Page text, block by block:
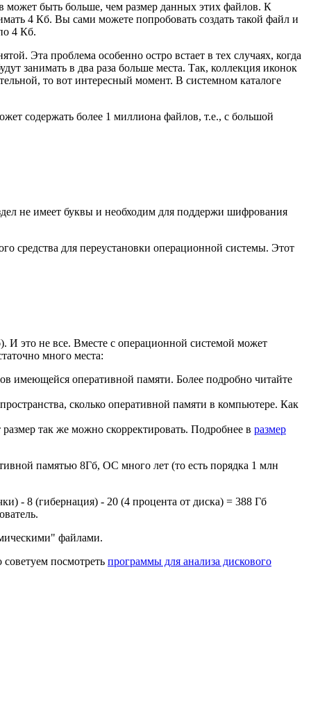
может быть больше, чем размер данных этих файлов. К
4 Кб. Вы сами можете попробовать создать такой файл и
4 Кб.
Эта проблема особенно остро встает в тех случаях, когда
занимать в два раза больше места. Так, коллекция иконок
то вот интересный момент. В системном каталоге
содержать более 1 миллиона файлов, т.е., с большой
не имеет буквы и необходим для поддержи шифрования
средства для переустановки операционной системы. Этот
И это не все. Вместе с операционной системой может
много места:
имеющейся оперативной памяти. Более подробно читайте
сколько оперативной памяти в компьютере. Как
так же можно скорректировать. Подробнее в размер
памятью 8Гб, ОС много лет (то есть порядка 1 млн
- 8 (гибернация) - 20 (4 процента от диска) = 388 Гб
файлами.
посмотреть программы для анализа дискового